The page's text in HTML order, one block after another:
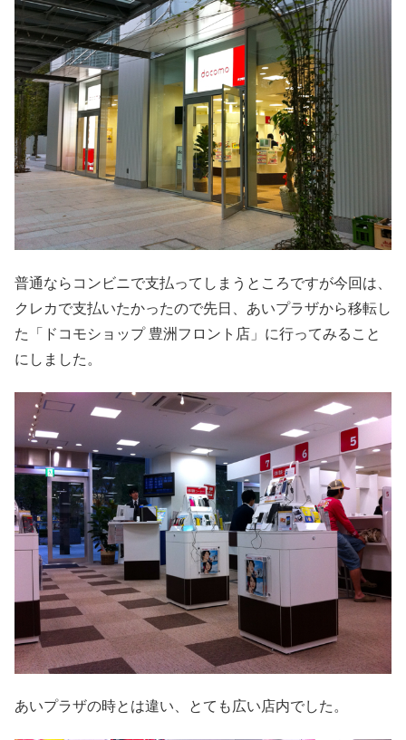
普通ならコンビニで支払ってしまうところですが今回は、
クレカで支払いたかったので先日、あいプラザから移転し
た「ドコモショップ 豊洲フロント店」に行ってみること
にしました。
あいプラザの時とは違い、とても広い店内でした。